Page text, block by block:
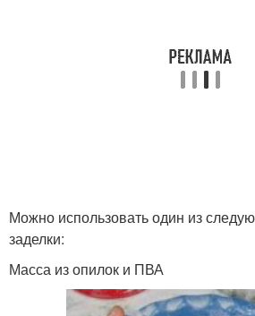
Можно использовать один из
заделки:
Масса из опилок и ПВА